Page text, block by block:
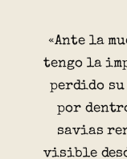
«Ante la
tengo la
perdido su
por
savias
visible